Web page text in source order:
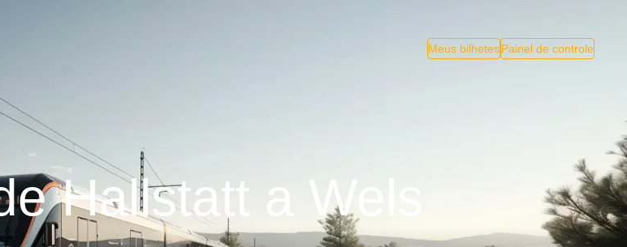
Meus bilhetesPainel de controle
Hallstatt a Wels